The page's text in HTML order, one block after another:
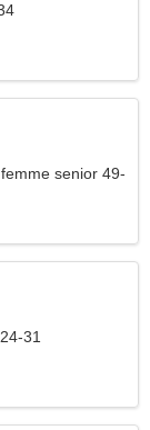
senior 49-
31